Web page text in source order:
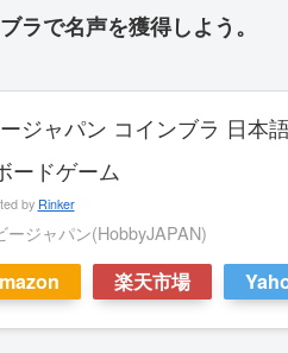
ラで名声を獲得しよう。
ジャパン コインブラ 日本
ードゲーム
by Rinker
ージャパン(HobbyJAPAN)
楽天市場